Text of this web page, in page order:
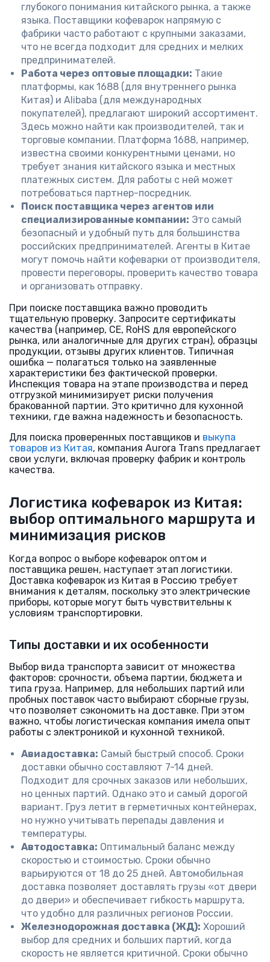
глубокого понимания китайского рынка, а также
языка. Поставщики кофеварок напрямую с
фабрики часто работают с крупными заказами,
что не всегда подходит для средних и мелких
предпринимателей.
Работа через оптовые площадки: Такие
платформы, как 1688 (для внутреннего рынка
Китая) и Alibaba (для международных
покупателей), предлагают широкий ассортимент.
Здесь можно найти как производителей, так и
торговые компании. Платформа 1688, например,
известна своими конкурентными ценами, но
требует знания китайского языка и местных
платежных систем. Для работы с ней может
потребоваться партнер-посредник.
Поиск поставщика через агентов или
специализированные компании: Это самый
безопасный и удобный путь для большинства
российских предпринимателей. Агенты в Китае
могут помочь найти кофеварки от производителя,
провести переговоры, проверить качество товара
и организовать отправку.
При поиске поставщика важно проводить
тщательную проверку. Запросите сертификаты
качества (например, CE, RoHS для европейского
рынка, или аналогичные для других стран), образцы
продукции, отзывы других клиентов. Типичная
ошибка — полагаться только на заявленные
характеристики без фактической проверки.
Инспекция товара на этапе производства и перед
отгрузкой минимизирует риски получения
бракованной партии. Это критично для кухонной
техники, где важна надежность и безопасность.
Для поиска проверенных поставщиков и выкупа
товаров из Китая, компания Aurora Trans предлагает
свои услуги, включая проверку фабрик и контроль
качества.
Логистика кофеварок из Китая:
выбор оптимального маршрута и
минимизация рисков
Когда вопрос о выборе кофеварок оптом и
поставщика решен, наступает этап логистики.
Доставка кофеварок из Китая в Россию требует
внимания к деталям, поскольку это электрические
приборы, которые могут быть чувствительны к
условиям транспортировки.
Типы доставки и их особенности
Выбор вида транспорта зависит от множества
факторов: срочности, объема партии, бюджета и
типа груза. Например, для небольших партий или
пробных поставок часто выбирают сборные грузы,
что позволяет сэкономить на доставке. При этом
важно, чтобы логистическая компания имела опыт
работы с электроникой и кухонной техникой.
Авиадоставка: Самый быстрый способ. Сроки
доставки обычно составляют 7-14 дней.
Подходит для срочных заказов или небольших,
но ценных партий. Однако это и самый дорогой
вариант. Груз летит в герметичных контейнерах,
но нужно учитывать перепады давления и
температуры.
Автодоставка: Оптимальный баланс между
скоростью и стоимостью. Сроки обычно
варьируются от 18 до 25 дней. Автомобильная
доставка позволяет доставлять грузы «от двери
до двери» и обеспечивает гибкость маршрута,
что удобно для различных регионов России.
Железнодорожная доставка (ЖД): Хороший
выбор для средних и больших партий, когда
скорость не является критичной. Сроки обычно